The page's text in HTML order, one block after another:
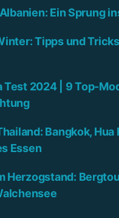
Ein Sprung
Tipps und
Test 2024 | 9 Top-
Bangkok, Hua
Essen
Herzogstand: